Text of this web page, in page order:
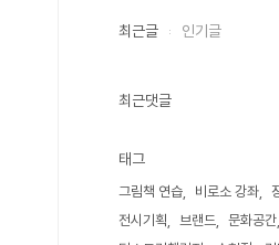
최근글 인기글
최근댓글
태그
그림책 연습 비로소 강좌
전시기획
브랜드
문화공간